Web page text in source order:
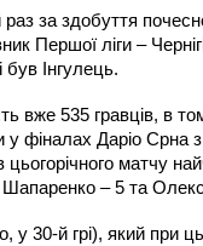
за здобуття
Першої ліги –
був Інгулець.
вже 535 гравців, в
у фіналах Даріо
матчу
– 5 та
30-й грі), який при